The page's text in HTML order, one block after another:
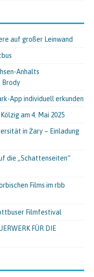
auf großer Leinwand
Anhalts
Brody
App individuell erkunden
am 4. Mai 2025
in Żary – Einladung
die „Schattenseiten“
Films im rbb
Filmfestival
FÜR DIE